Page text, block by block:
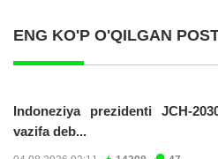
ENG KO'P O'QILGAN
Indoneziya prezidenti JCH-
vazifa deb...